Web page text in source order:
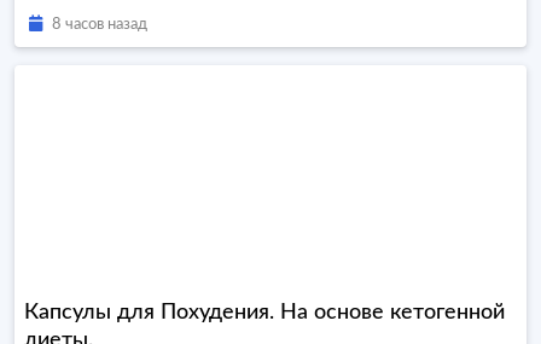
8 часов назад
Капсулы для Похудения. На основе кетогенной